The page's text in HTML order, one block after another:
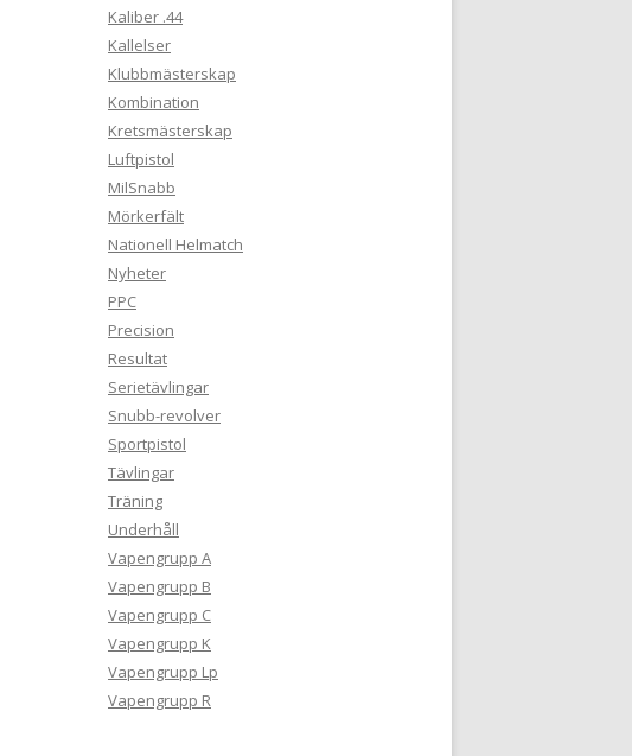
Kaliber .44
Kallelser
Klubbmästerskap
Kombination
Kretsmästerskap
Luftpistol
MilSnabb
Mörkerfält
Nationell Helmatch
Nyheter
PPC
Precision
Resultat
Serietävlingar
Snubb-revolver
Sportpistol
Tävlingar
Träning
Underhåll
Vapengrupp A
Vapengrupp B
Vapengrupp C
Vapengrupp K
Vapengrupp Lp
Vapengrupp R